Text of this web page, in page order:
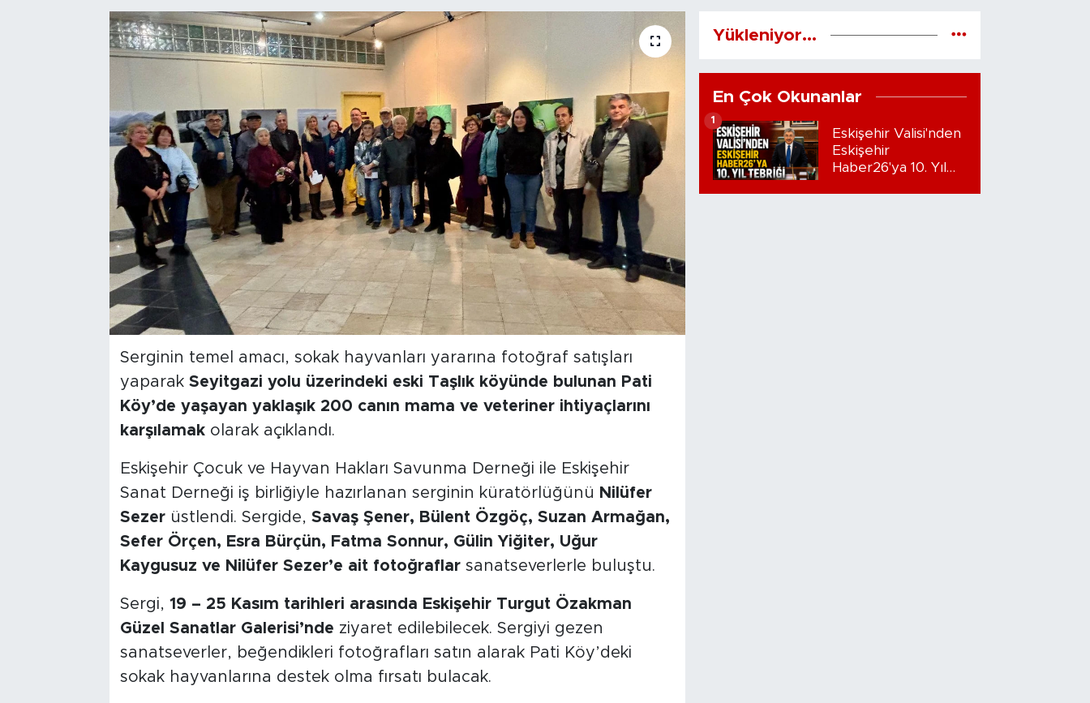
Serginin temel amacı, sokak hayvanları yararına fotoğraf satışları
yaparak Seyitgazi yolu üzerindeki eski Taşlık köyünde bulunan Pati
Köy’de yaşayan yaklaşık 200 canın mama ve veteriner ihtiyaçlarını
karşılamakolarak açıklandı.
Eskişehir Çocuk ve Hayvan Hakları Savunma Derneği ile Eskişehir
Sanat Derneği iş birliğiyle hazırlanan serginin küratörlüğünü Nilüfer
Sezerüstlendi. Sergide, Savaş Şener, Bülent Özgöç, Suzan Armağan,
Sefer Örçen, Esra Bürçün, Fatma Sonnur, Gülin Yiğiter, Uğur
Kaygusuz ve Nilüfer Sezer’e ait fotoğraflarsanatseverlerle buluştu.
Sergi, 19 – 25 Kasım tarihleri arasında Eskişehir Turgut Özakman
Güzel Sanatlar Galerisi’nde ziyaret edilebilecek. Sergiyi gezen
sanatseverler, beğendikleri fotoğrafları satın alarak Pati Köy’deki
sokak hayvanlarına destek olma fırsatı bulacak.
Yükleniyor...
En Çok Okunanlar
Eskişehir Valisi'nden
Eskişehir
Haber26'ya 10. Yıl
1